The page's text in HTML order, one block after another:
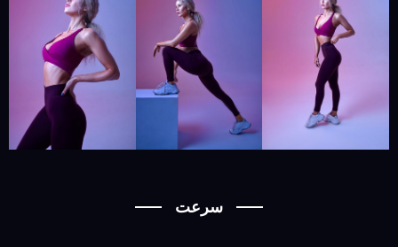
سرعت